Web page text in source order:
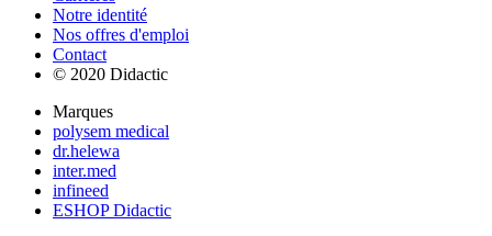
Notre identité
Nos offres d'emploi
Contact
© 2020 Didactic
Marques
polysem medical
dr.helewa
inter.med
infineed
ESHOP Didactic